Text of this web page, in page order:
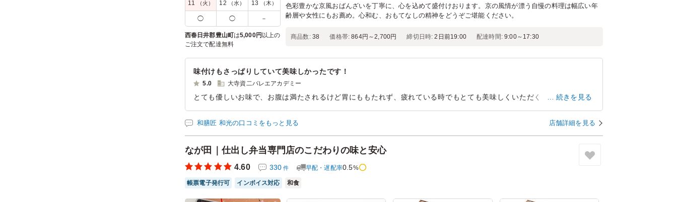
11 （火） 12 （水） 13 （木）
◯ ◯ －
西春日井郡豊山町は5,000円 以上の
ご注文で配達無料
色彩豊かな京風おばんざいを丁寧に、心を込めて盛付けおります。京の風情が漂う自慢の料理は幅広い年
齢層や女性にもお薦め。心和む、おもてなしの精神をどうぞご堪能ください。
商品数: 38 価格帯: 864円～2,700円 締切日時: 2日前19:00 配達時間: 9:00～17:30
味付けもさっぱりしていて美味しかったです！
5.0 大寺資二バレエアカデミー
とても優しいお味で、お腹は満たされるけど胃にももたれず、疲れている時でもとても美味しくいただくことできまし
た。彩鮮やかで見た目も華やかなので、召し上がられた方からも、「こんなに高級なお弁当をありがとうございます。」
と、大変喜んでいただきました。今後もお願いしようと思います。
ご利用シーン：バレエ発表会
参加者の年齢： 不明 男女比： 男女混合
続きを見る
和膳匠 和光の口コミをもっと見る 店舗詳細を見る
なが田｜仕出し弁当専門店のこだわりの味と安心
4.60 330 件 早配・遅配率0.5%
帳票電子発行可 インボイス対応 和食